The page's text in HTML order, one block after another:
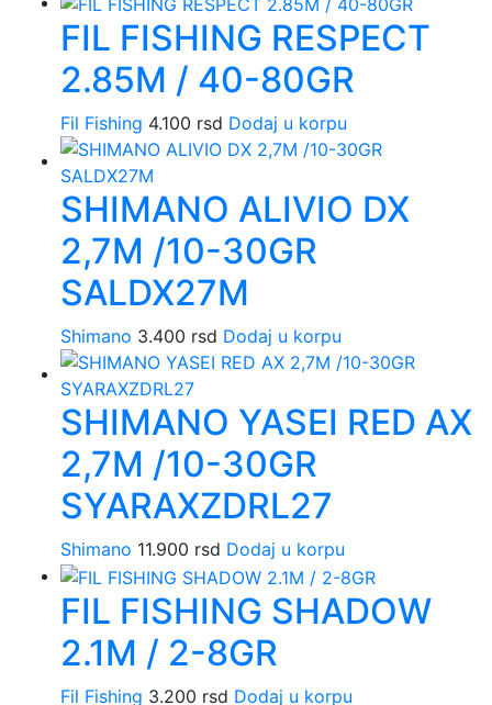
FIL FISHING RESPECT
2.85M / 40-80GR
Fil Fishing 4.100 rsd Dodaj u korpu
SHIMANO ALIVIO DX
2,7M /10-30GR
SALDX27M
Shimano 3.400 rsd Dodaj u korpu
SHIMANO YASEI RED AX
2,7M /10-30GR
SYARAXZDRL27
Shimano 11.900 rsd Dodaj u korpu
FIL FISHING SHADOW
2.1M / 2-8GR
Fil Fishing 3.200 rsd Dodaj u korpu